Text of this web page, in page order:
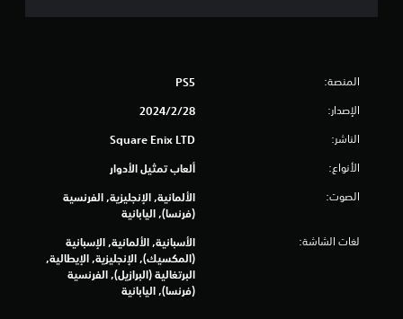
ي
3
ن
ا
المنصة: PS5
الإصدار: 28‏/2‏/2024
الناشر: Square Enix LTD
الأنواع: ألعاب تمثيل الأدوار
الصوت:
الألمانية, الإنجليزية, الفرنسية
(فرنسا), اليابانية
لغات الشاشة:
الأسبانية, الألمانية, الإسبانية
(المكسيك), الإنجليزية, الإيطالية,
البرتغالية (البرازيل), الفرنسية
(فرنسا), اليابانية